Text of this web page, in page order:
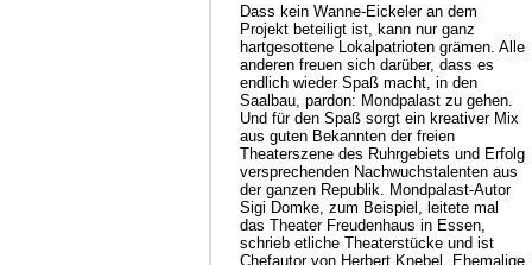
Dass kein Wanne-Eickeler an dem
Projekt beteiligt ist, kann nur ganz
hartgesottene Lokalpatrioten grämen. Alle
anderen freuen sich darüber, dass es
endlich wieder Spaß macht, in den
Saalbau, pardon: Mondpalast zu gehen.
Und für den Spaß sorgt ein kreativer Mix
aus guten Bekannten der freien
Theaterszene des Ruhrgebiets und Erfolg
versprechenden Nachwuchstalenten aus
der ganzen Republik. Mondpalast-Autor
Sigi Domke, zum Beispiel, leitete mal
das Theater Freudenhaus in Essen,
schrieb etliche Theaterstücke und ist
Chefautor von Herbert Knebel. Ehemalige